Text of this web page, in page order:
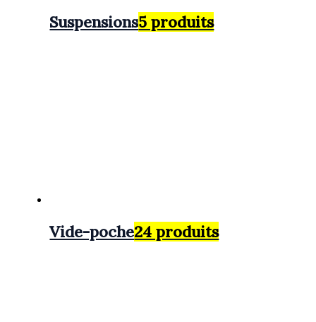
Suspensions5 produits
Vide-poche24 produits